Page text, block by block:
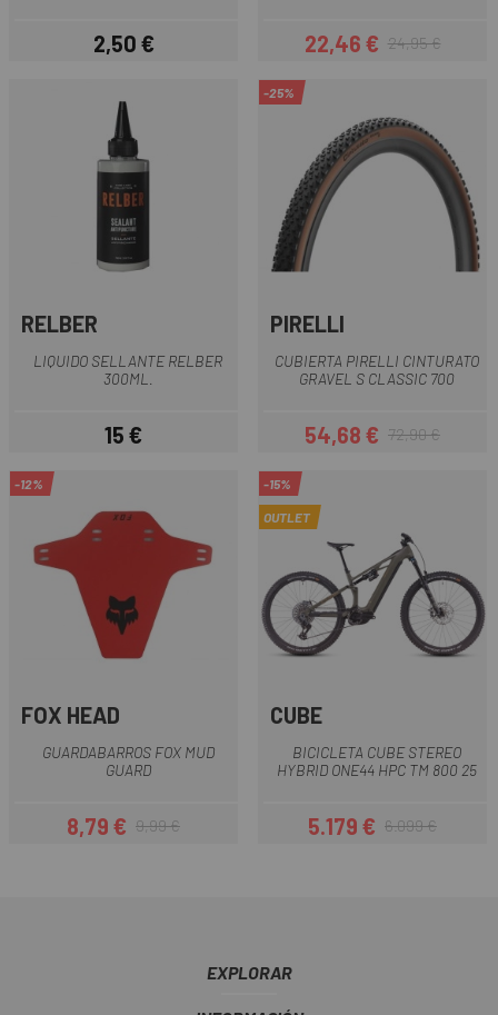
Precio
2,50 € Precio
22,46 €Precio regular
24,95 €
RELBER
LIQUIDO SELLANTE RELBER
300ML.
Precio
15 €
-25%
PIRELLI
CUBIERTA PIRELLI CINTURATO
GRAVEL S CLASSIC 700
Precio
54,68 €Precio regular
72,90 €
-12%
FOX HEAD
GUARDABARROS FOX MUD
GUARD
Precio
8,79 €Precio regular
9,99 €
-15%
OUTLET
CUBE
BICICLETA CUBE STEREO
HYBRID ONE44 HPC TM 800 25
Precio
5.179 €Precio regular
6.099 €
EXPLORAR